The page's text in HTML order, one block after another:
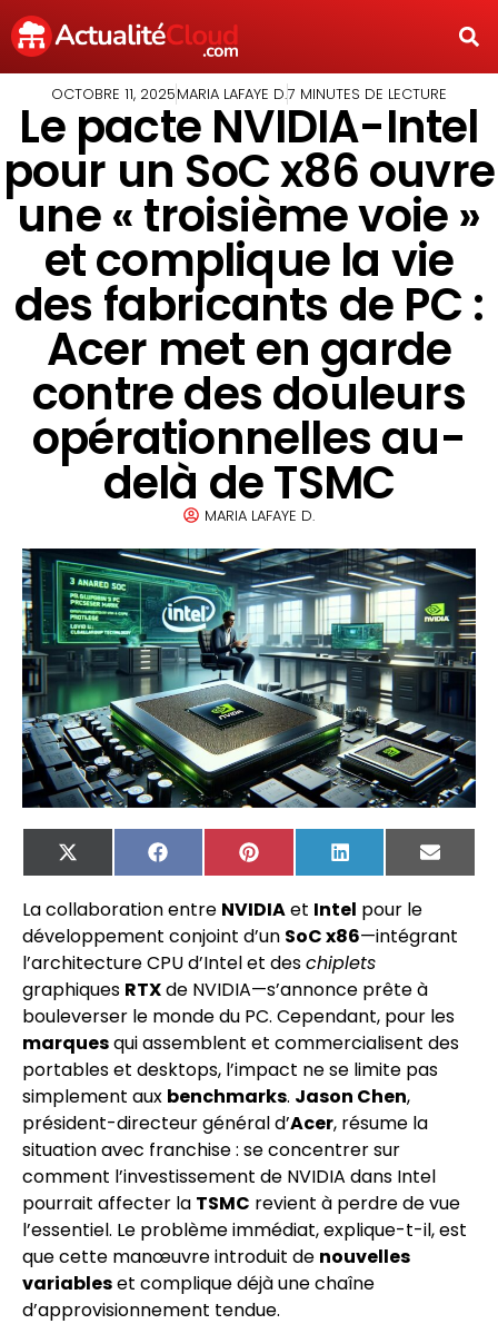
OCTOBRE 11, 2025MARIA LAFAYE D.7 MINUTES DE LECTURE
Le pacte NVIDIA-Intel
pour un SoC x86 ouvre
une « troisième voie »
et complique la vie
des fabricants de PC :
Acer met en garde
contre des douleurs
opérationnelles au-
delà de TSMC
MARIA LAFAYE D.
X
(Twitter)
FacebookPinterest LinkedIn
Email
La collaboration entre NVIDIAet Intel pour le
développement conjoint d’un SoC x86—intégrant
l’architecture CPU d’Intel et deschiplets
graphiques RTXde NVIDIA—s’annonce prête à
bouleverser le monde du PC. Cependant, pour les
marquesqui assemblent et commercialisent des
portables et desktops, l’impact ne se limite pas
simplement aux benchmarks. Jason Chen,
président-directeur général d’Acer, résume la
situation avec franchise : se concentrer sur
comment l’investissement de NVIDIA dans Intel
pourrait affecter la TSMC revient à perdre de vue
l’essentiel. Le problème immédiat, explique-t-il, est
que cette manœuvre introduit de nouvelles
variableset complique déjà une chaîne
d’approvisionnement tendue.